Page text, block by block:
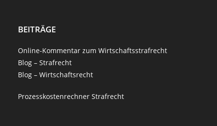
BEITRÄGE
Online-Kommentar zum Wirtschaftsstrafrecht
Blog – Strafrecht
Blog – Wirtschaftsrecht
Prozesskostenrechner Strafrecht